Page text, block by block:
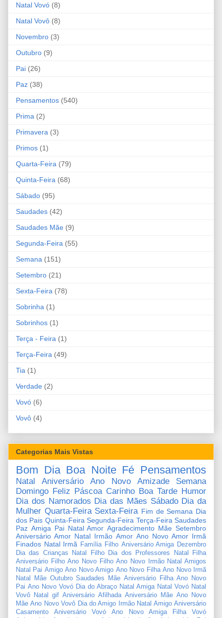
Natal Vovó (8)
Natal Vovô (8)
Novembro (3)
Outubro (9)
Pai (26)
Paz (38)
Pensamentos (540)
Prima (2)
Primavera (3)
Primos (1)
Quarta-Feira (79)
Quinta-Feira (68)
Sábado (95)
Saudades (42)
Saudades Mãe (9)
Segunda-Feira (55)
Semana (151)
Setembro (21)
Sexta-Feira (78)
Sobrinha (1)
Sobrinhos (1)
Terça - Feira (1)
Terça-Feira (49)
Tia (1)
Verdade (2)
Vovó (6)
Vovô (4)
Categorias Mais Vistas
Bom Dia Boa Noite Fé Pensamentos
Natal Aniversário Ano Novo Amizade
Semana
Domingo Feliz Páscoa Carinho Boa Tarde Humor
Dia dos Namorados Dia das Mães Sábado Dia da
Mulher Quarta-Feira Sexta-Feira Fim de Semana Dia
dos Pais Quinta-Feira Segunda-Feira Terça-Feira Saudades
Paz Amiga Pai Natal Amor Agradecimento Mãe Setembro
Aniversário Amor Natal Irmão Amor Ano Novo Amor Irmã
Finados Natal Irmã Família Filho Aniversário Amiga Dezembro
Dia das Crianças
Natal Filho Dia dos Professores
Natal Filha
Aniversário Filho Ano Novo Filho Ano Novo Irmão Natal Amigos
Natal Pai Amigo Ano Novo Amigo Ano Novo Filha Ano Novo Irmã
Natal Mãe Outubro Saudades Mãe Aniversário Filha Ano Novo
Pai Ano Novo Vovó Dia do Abraço Natal Amiga Natal Vovó Natal
Vovô
Natal gif Aniversário Afilhada Aniversário Mãe Ano Novo
Mãe Ano Novo Vovô Dia do Amigo Irmão Natal Amigo Aniversário
Casamento
Aniversário Vovó Ano Novo Amiga Filha
Vovó